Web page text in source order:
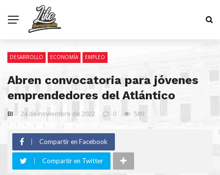
DESARROLLO ECONOMÍA EMPLEO
Abren convocatoria para jóvenes
emprendedores del Atlántico
BI 24 de noviembre de 2022 0 589
Compartir en Facebook
Compartir en Twitter